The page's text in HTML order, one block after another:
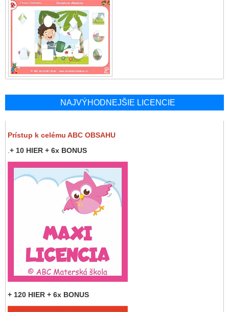
NAJVÝHODNEJŠIE LICENCIE
Prístup k celému ABC OBSAHU
+ 10 HIER + 6x BONUS
+ 120 HIER + 6x BONUS